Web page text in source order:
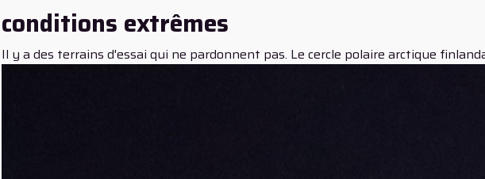
conditions extrêmes
Il y a des terrains d'essai qui ne pardonnent pas. Le cercle polaire arctique